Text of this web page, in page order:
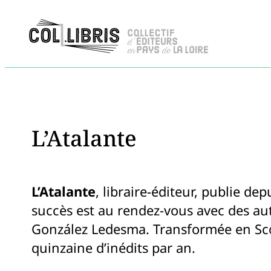
L’Atalante
L’Atalante, libraire-éditeur, publie
succès est au rendez-vous avec des
González Ledesma. Transformée en
quinzaine d’inédits par an.